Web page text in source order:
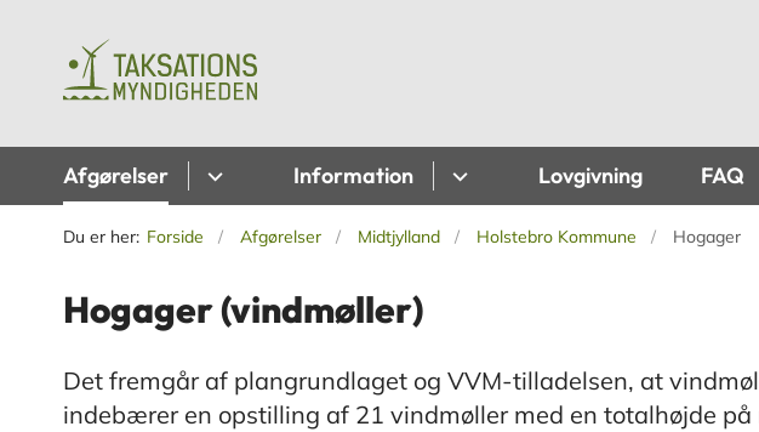
Afgørelser Information Lovgivning FAQ
Du er her: Forside Afgørelser Midtjylland Holstebro Kommune Hogager
Hogager (vindmøller)
Det fremgår af plangrundlaget og VVM-tilladelsen, at
indebærer en opstilling af 21 vindmøller med en totalhøjde